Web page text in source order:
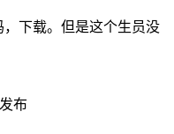
下载。但是这个生员没
布